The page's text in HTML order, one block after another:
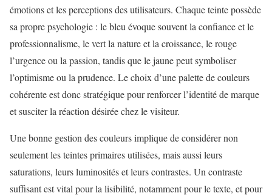
émotions et les perceptions des utilisateurs. Chaque teinte possède
sa propre psychologie : le bleu évoque souvent la confiance et le
professionnalisme, le vert la nature et la croissance, le rouge
l’urgence ou la passion, tandis que le jaune peut symboliser
l’optimisme ou la prudence. Le choix d’une palette de couleurs
cohérente est donc stratégique pour renforcer l’identité de marque
et susciter la réaction désirée chez le visiteur.
Une bonne gestion des couleurs implique de considérer non
seulement les teintes primaires utilisées, mais aussi leurs
saturations, leurs luminosités et leurs contrastes. Un contraste
suffisant est vital pour la lisibilité, notamment pour le texte, et pour